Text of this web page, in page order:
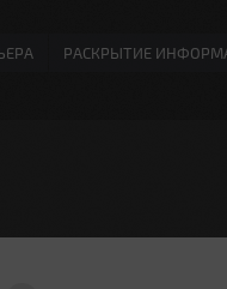
РАСКРЫТИЕ